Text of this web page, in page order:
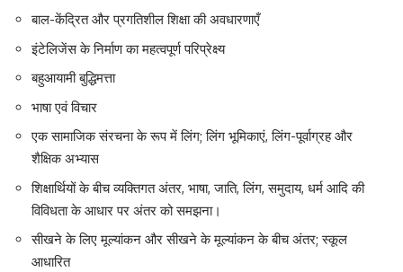
बाल-केंद्रित और प्रगतिशील शिक्षा की अवधारणाएँ
इंटेलिजेंस के निर्माण का महत्वपूर्ण परिप्रेक्ष्य
बहुआयामी बुद्धिमत्ता
भाषा एवं विचार
एक सामाजिक संरचना के रूप में लिंग; लिंग भूमिकाएं, लिंग-पूर्वाग्रह और
शैक्षिक अभ्यास
शिक्षार्थियों के बीच व्यक्तिगत अंतर, भाषा, जाति, लिंग, समुदाय, धर्म आदि की
विविधता के आधार पर अंतर को समझना।
सीखने के लिए मूल्यांकन और सीखने के मूल्यांकन के बीच अंतर; स्कूल
आधारित